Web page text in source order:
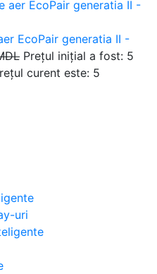
EcoPair generatia II -
Prețul inițial a fost: 5
curent este: 5
uri